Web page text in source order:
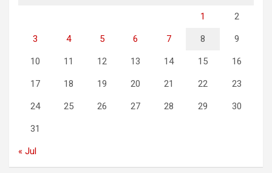
1 2
3 4 5 6 7 8 9
10 11 12 13 14 15 16
17 18 19 20 21 22 23
24 25 26 27 28 29 30
31
« Jul